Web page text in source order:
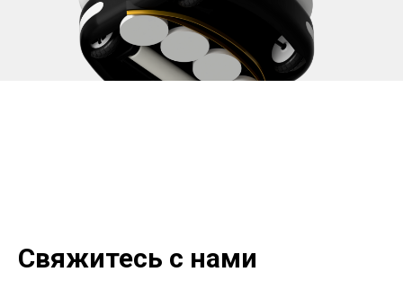
Свяжитесь с нами